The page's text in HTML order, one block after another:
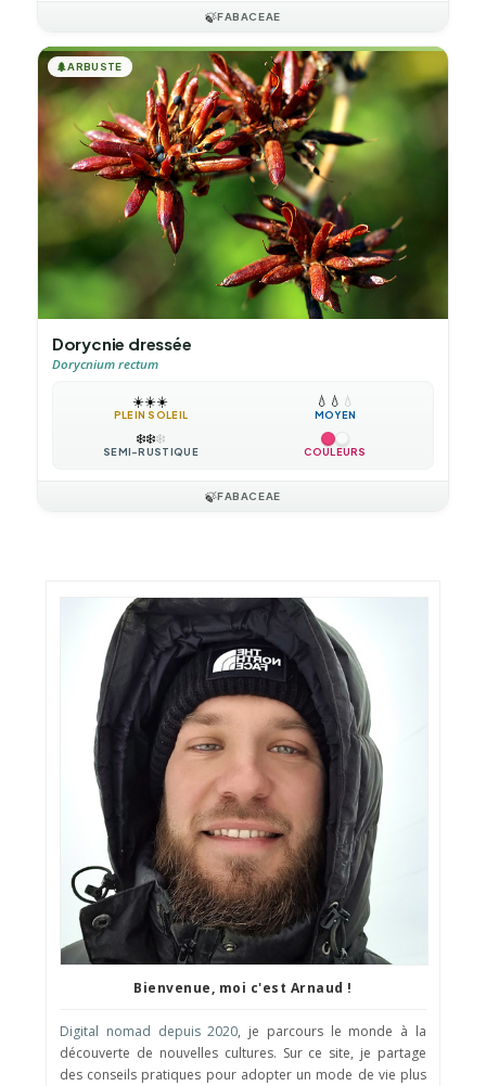
🍃FABACEAE
🌲ARBUSTE
Dorycnie dressée
Dorycnium rectum
☀️☀️☀️
PLEIN SOLEIL
💧 💧 💧
MOYEN
❄️❄️❄️
SEMI-RUSTIQUE COULEURS
🍃FABACEAE
Bienvenue, moi c'est Arnaud !
Digital nomad depuis 2020, je parcours le monde à la
découverte de nouvelles cultures. Sur ce site, je partage
des conseils pratiques pour adopter un mode de vie plus